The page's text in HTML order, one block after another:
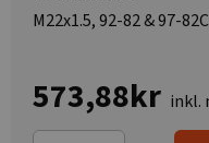
M22x1.5, 92-82 & 97-
573,88kr inkl.